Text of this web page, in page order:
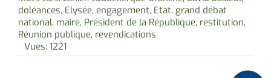
doléances, Elysée, engagement, Etat, grand débat
national, maire, Président de la République, restitution,
Réunion publique, revendications
Vues: 1221